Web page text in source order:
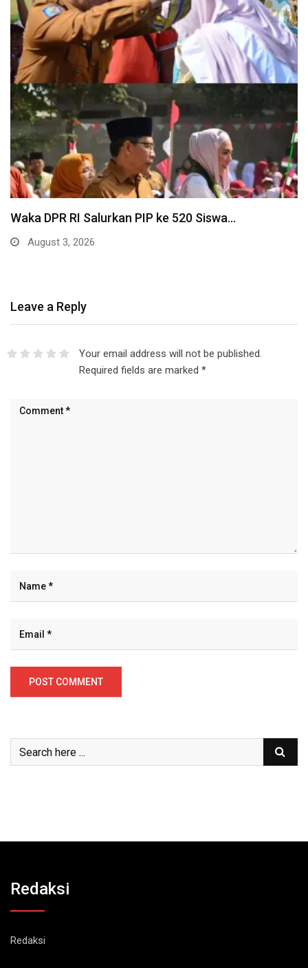
Waka DPR RI Salurkan PIP ke 520 Siswa…
August 3, 2026
Leave a Reply
Your email address will not be published.
Required fields are marked *
Redaksi
Redaksi